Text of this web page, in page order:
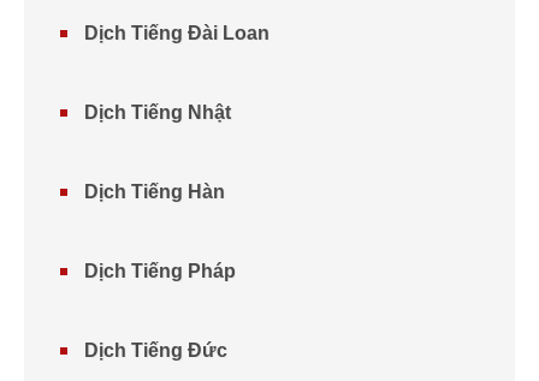
Dịch Tiếng Đài Loan
Dịch Tiếng Nhật
Dịch Tiếng Hàn
Dịch Tiếng Pháp
Dịch Tiếng Đức